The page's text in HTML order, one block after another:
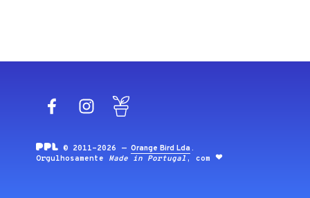
FacebookInstagram
© 2011-2026 —Orange Bird Lda .
Orgulhosamente Made in Portugal , com